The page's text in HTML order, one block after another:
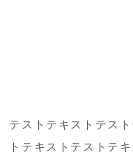
テストテキストテス
トテキストテストテ